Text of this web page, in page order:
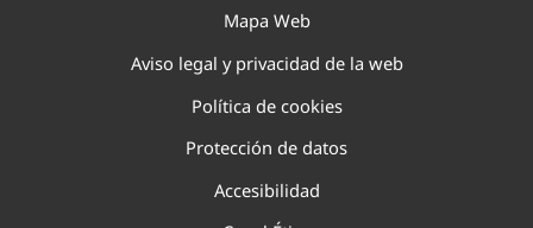
Mapa Web
Aviso legal y privacidad de la web
Política de cookies
Protección de datos
Accesibilidad